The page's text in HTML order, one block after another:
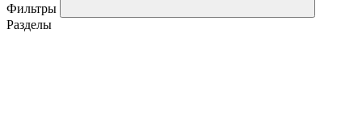
Фильтры
Разделы